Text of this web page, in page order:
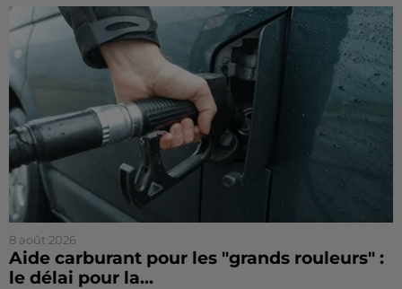
8 août 2026
Aide carburant pour les "grands rouleurs" :
le délai pour la...